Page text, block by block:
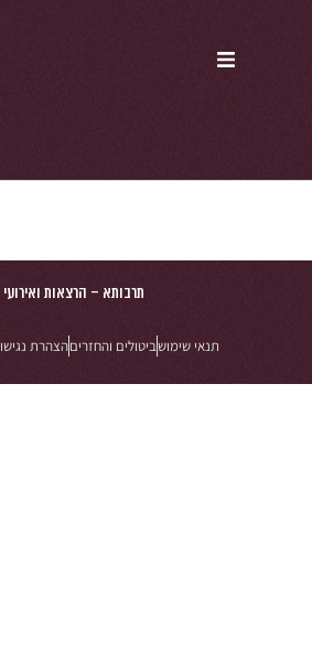
תרבותא – הרצאות ואירועי
תנאי שימושביטולים והחזריםהצהרת